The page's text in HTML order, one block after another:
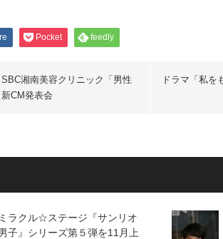
Pocket feedly
湘南美容クリニック「男性
CM発表会
ドラマ「私を
ミラクル☆ステージ『サンリオ
子』シリーズ第５弾を11月上